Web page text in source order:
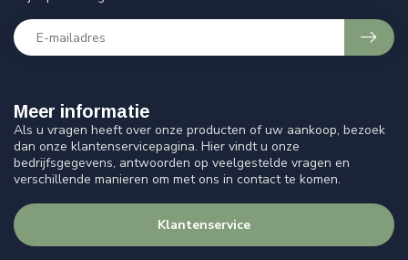
Meer informatie
Als u vragen heeft over onze producten of uw aankoop, bezoek
dan onze klantenservicepagina. Hier vindt u onze
bedrijfsgegevens, antwoorden op veelgestelde vragen en
verschillende manieren om met ons in contact te komen.
Klantenservice